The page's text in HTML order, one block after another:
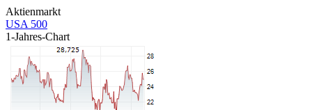
Aktienmarkt
USA 500
1-Jahres-Chart